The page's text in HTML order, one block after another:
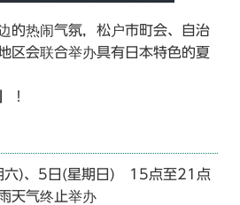
的热闹气氛，松户市町会、自治
区会联合举办具有日本特色的夏
！
六)、5日(星期日) 15点至21点
天气终止举办